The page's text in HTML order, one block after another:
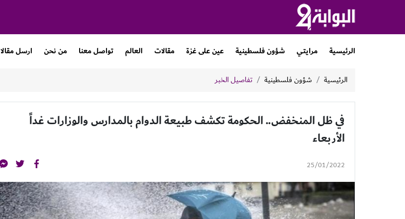
الرئيسية مرايتي شؤون فلسطينية عين على غزة مقالات العالم تواصل معنا من نحن ارسل مقالا
الرئيسية شؤون فلسطينية تفاصيل الخبر
في ظل المنخفض.. الحكومة تكشف طبيعة الدوام بالمدارس والوزارات غداً
الأربعاء
25/01/2022